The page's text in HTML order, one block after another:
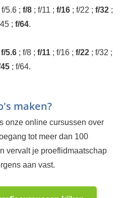
5.6 ; f/8; f/11 ; f/16; f/22 ; f/32;
; f/64.
f/5.6 ; f/8 ; f/11 ; f/16 ; f/22 ; f/32 ;
; f/64.
maken?
onze online cursussen over
tot meer dan 100
vervalt je proeflidmaatschap
aan vast.